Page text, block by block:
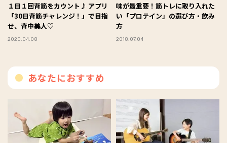
１日１回背筋をカウント♪ アプリ
「30日背筋チャレンジ！」で目指
せ、背中美人♡
2020.04.08
味が最重要！筋トレに取り入れた
い「プロテイン」の選び方・飲み
方
2018.07.04
あなたにおすすめ